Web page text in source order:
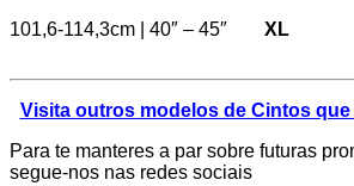
101,6-114,3cm | 40″ – 45″ XL
Visita outros modelos de Cintos
Para te manteres a par sobre futuras
segue-nos nas redes sociais